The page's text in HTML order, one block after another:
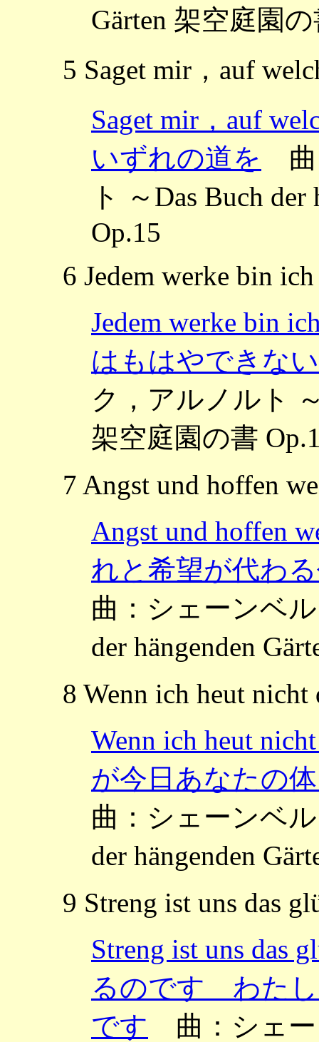
Gärten 架空庭園
5 Saget mir，auf
Saget mir，auf
いずれの道を
曲
ト ～Das Buch
Op.15
6 Jedem werke bin
Jedem werke bin
はもはやできな
ク，アルノルト ～
架空庭園の書
7 Angst und hoffen
Angst und hoffen
れと希望が代わ
曲：シェーンベ
der hängenden
8 Wenn ich heut nicht
Wenn ich heut
が今日あなたの
曲：シェーンベ
der hängenden
9 Streng ist uns das
Streng ist uns das
るのです わた
です 曲：シェー